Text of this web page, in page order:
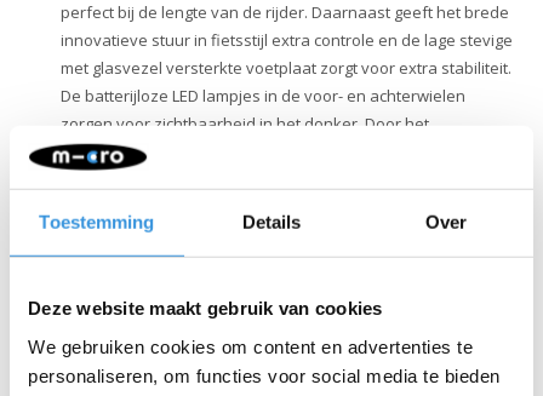
Toestemming Details Over
Deze website maakt gebruik van cookies
We gebruiken cookies om content en advertenties te
personaliseren, om functies voor social media te bieden
perfect bij de lengte van de rijder. Daarnaast geeft het brede
innovatieve stuur in fietsstijl extra controle en de lage stevige
met glasvezel versterkte voetplaat zorgt voor extra stabiliteit.
De batterijloze LED lampjes in de voor- en achterwielen
zorgen voor zichtbaarheid in het donker. Door het
lichtgewicht frame, de griptape op het dek en de eenvoudig
veel waarde aan kwaliteit. Alle producten worden ontworpen
in Zwitserland en vervaardigd met de allerbeste onderdelen,
getest en voldoen aan de hoogste normen, waardoor Micro
producten jarenlang meegaan. Duurzaam ondernemen
draait niet alleen om het milieu. Micro zet zich volledig in voor